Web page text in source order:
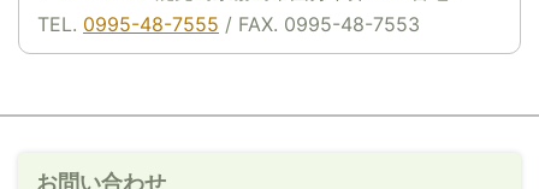
TEL. 0995-48-7555 / FAX. 0995-48-7553
お問い合わせ